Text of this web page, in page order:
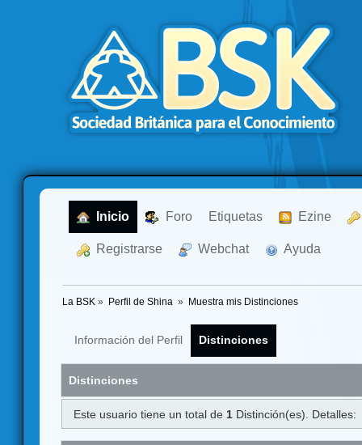
Inicio Foro Etiquetas Ezine
Registrarse Webchat Ayuda
La BSK » Perfil de Shina » Muestra mis Distinciones
Información del Perfil Distinciones
Distinciones
Este usuario tiene un total de 1 Distinción(es). Detalles: